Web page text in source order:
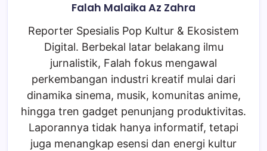
Falah Malaika Az Zahra
Reporter Spesialis Pop Kultur & Ekosistem
Digital. Berbekal latar belakang ilmu
jurnalistik, Falah fokus mengawal
perkembangan industri kreatif mulai dari
dinamika sinema, musik, komunitas anime,
hingga tren gadget penunjang produktivitas.
Laporannya tidak hanya informatif, tetapi
juga menangkap esensi dan energi kultur